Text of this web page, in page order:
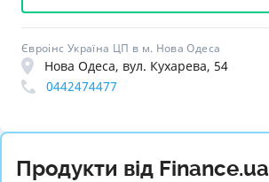
Євроінс Україна ЦП в м. Нова Одеса
Нова Одеса, вул. Кухарева, 54
0442474477
Продукти від Finance.ua